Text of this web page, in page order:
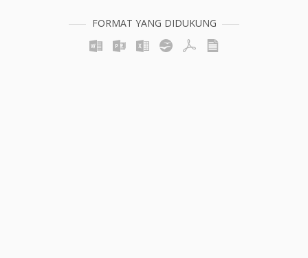
FORMAT YANG DIDUKUNG